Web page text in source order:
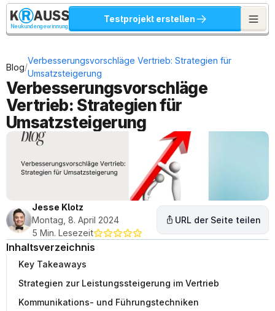
Neukundengewinnung
Testprojekt erstellen
Blog/
Verbesserungsvorschläge Vertrieb: Strategien für
Umsatzsteigerung
Verbesserungsvorschläge
Vertrieb: Strategien für
Umsatzsteigerung
Jesse Klotz
Montag, 8. April 2024
5 Min. Lesezeit
URL der Seite teilen
Inhaltsverzeichnis
Key Takeaways
Strategien zur Leistungssteigerung im Vertrieb
Kommunikations- und Führungstechniken